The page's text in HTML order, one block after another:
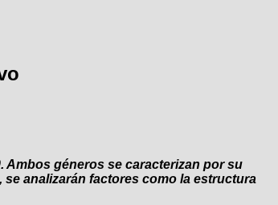
Ambos géneros se caracterizan por su
analizarán factores como la estructura